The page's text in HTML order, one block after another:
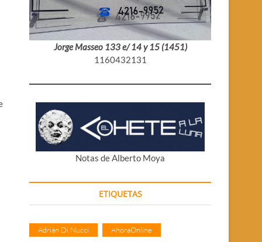
Jorge Masseo 133 e/ 14 y 15 (1451)
1160432131
Notas de Alberto Moya
ETIQUETAS
Adrián Di Nucci AhoraOnline